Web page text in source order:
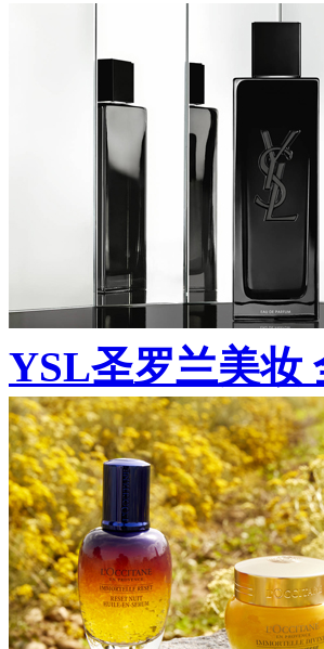
YSL圣罗兰美妆